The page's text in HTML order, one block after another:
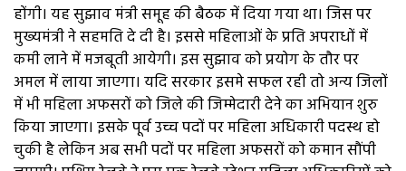
होंगी। यह सुझाव मंत्री समूह की बैठक में दिया गया था। जिस पर
मुख्यमंत्री ने सहमति दे दी है। इससे महिलाओं के प्रति अपराधों में
कमी लाने में मजबूती आयेगी। इस सुझाव को प्रयोग के तौर पर
अमल में लाया जाएगा। यदि सरकार इसमे सफल रही तो अन्य जिलों
में भी महिला अफसरों को जिले की जिम्मेदारी देने का अभियान शुरु
किया जाएगा। इसके पूर्व उच्च पदों पर महिला अधिकारी पदस्थ हो
चुकी है लेकिन अब सभी पदों पर महिला अफसरों को कमान सौंपी